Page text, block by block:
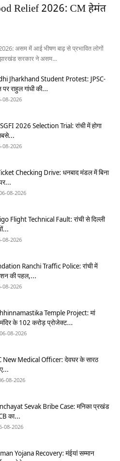
Relief 2026: CM हेमंत
असम में आई भीषण बाढ़ से प्रभावित लोगों
सरकार ने असम...
Jharkhand Student Protest: JPSC-
राहुल गांधी की...
08-2026
2026 Selection Trial: रांची में होगा
08-2026
Checking Drive: धनबाद मंडल में बिना
08-2026
Flight Technical Fault: रांची से दिल्ली
08-2026
Ranchi Traffic Police: रांची में
की पहल,...
08-2026
Temple Project: मां
मंदिर के 102 करोड़ प्रोजेक्ट...
06-08-2026
New Medical Officer: देवघर के सारठ
08-2026
Sevak Bribe Case: मनिका प्रखंड
का...
08-2026
Yojana Recovery: मंईयां सम्मान